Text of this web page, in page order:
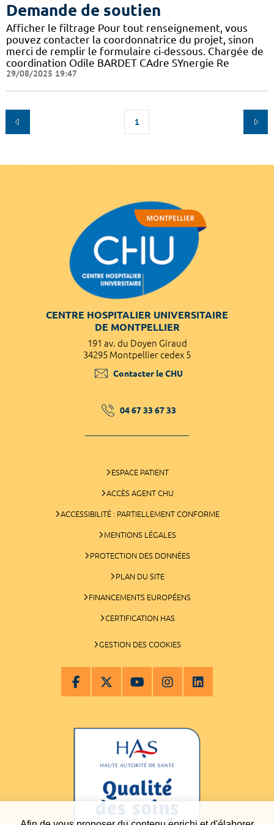
Demande de soutien
Afficher le filtrage Pour tout renseignement, vous
pouvez contacter la coordonnatrice du projet, sinon
merci de remplir le formulaire ci-dessous. Chargée de
coordination Odile BARDET CAdre SYnergie Re
29/08/2025 19:47
1
CENTRE HOSPITALIER UNIVERSITAIRE
DE MONTPELLIER
191 av. du Doyen Giraud
34295 Montpellier cedex 5
Contacter le CHU
04 67 33 67 33
ESPACE PATIENT
ACCÈS AGENT CHU
ACCESSIBILITÉ : PARTIELLEMENT CONFORME
MENTIONS LÉGALES
PROTECTION DES DONNÉES
PLAN DU SITE
FINANCEMENTS EUROPÉENS
CERTIFICATION HAS
GESTION DES COOKIES